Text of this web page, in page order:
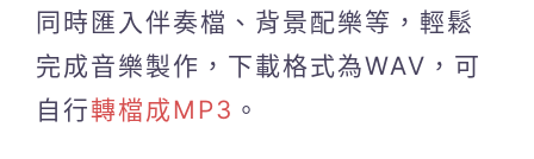
同時匯入伴奏檔、背景配樂等，輕鬆
完成音樂製作，下載格式為WAV，可
自行轉檔成MP3 。